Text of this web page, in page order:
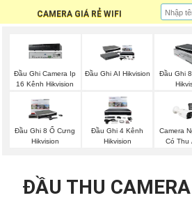
CAMERA GIÁ RẺ WIFI
Đầu Ghi Camera Ip
16 Kênh Hikvision
Đầu Ghi AI Hikvision
Đầu Ghi
Đầu Ghi 8 Ổ Cưng
Hikvision
Đầu Ghi 4 Kênh
Hikvision
Camera
Có Thu
ĐẦU THU